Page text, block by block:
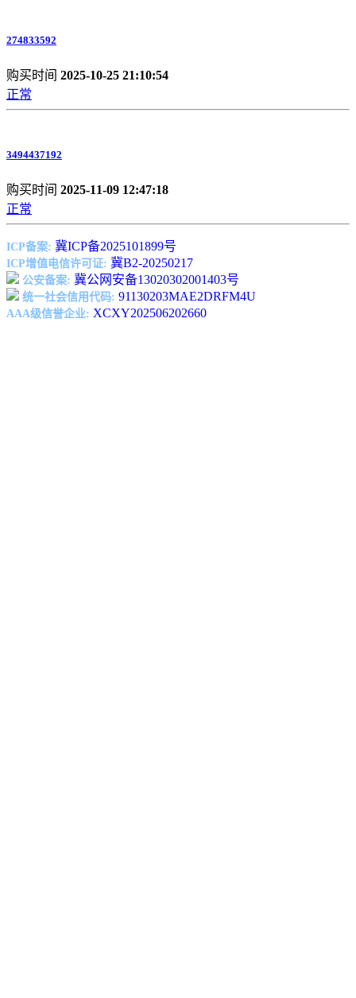
274833592
购买时间 2025-10-25 21:10:54
正常
3494437192
购买时间 2025-11-09 12:47:18
正常
ICP备案: 冀ICP备2025101899号
ICP增值电信许可证: 冀B2-20250217
公安备案: 冀公网安备13020302001403号
统一社会信用代码: 91130203MAE2DRFM4U
AAA级信誉企业: XCXY202506202660